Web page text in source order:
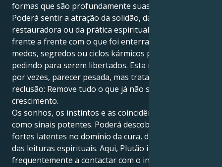
formas que são profundamente suas.
Poderá sentir a atração da solidão, da ação
restauradora ou da prática espiritual que o coloca
frente a frente com o que foi enterrado. Velhos
medos, segredos ou ciclos kármicos podem emergir
pedindo para serem libertados. Esta mudança pode,
por vezes, parecer pesada, mas trata-se de uma
reclusão: Remove tudo o que já não serve o seu
crescimento.
Os sonhos, os instintos e as coincidências surgem
como sinais potentes. Poderá descobrir pontos
fortes latentes no domínio da cura, da psicologia ou
das leituras espirituais. Aqui, Plutão inspira-o
frequentemente a contactar com o invisível e a